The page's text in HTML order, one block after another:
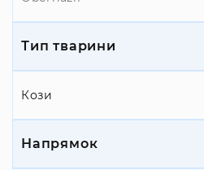
Тип тварини
Кози
Напрямок